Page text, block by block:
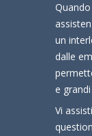
un
dalle
e
Vi